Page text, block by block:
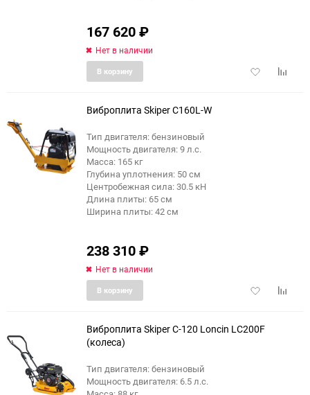
167 620₽
Нет в наличии
Добавить
В корзину
Виброплита Skiper C160L-W
Тип двигателя: бензиновый
Мощность двигателя: 9 л.с.
Масса: 165 кг
Глубина уплотнения: 50 см
Центробежная сила: 30.5 кН
Длина плиты: 65 см
Ширина плиты: 42 см
238 310₽
Нет в наличии
Добавить
В корзину
Виброплита Skiper С-120 Loncin LC200F
(колеса)
Тип двигателя: бензиновый
Мощность двигателя: 6.5 л.с.